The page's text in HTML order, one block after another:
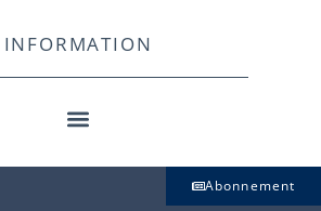
INFORMATION
Abonnement